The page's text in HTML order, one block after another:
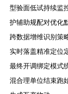
型验面低试持续监
护辅助规配对优化
跨数据增维识别策
实时落盖精准定位
最终开调绑定模式
混合理单位结束跑